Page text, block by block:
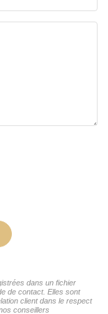
dans un fichier
de contact. Elles sont
client dans le respect
conseillers